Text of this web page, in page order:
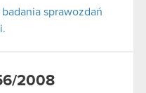
sprawozdań
2008